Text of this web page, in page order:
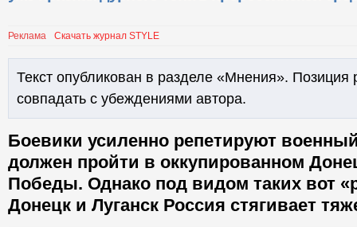
Реклама Скачать журнал STYLE
Текст опубликован в разделе «Мнения». Позиция
совпадать с убеждениями автора.
Боевики усиленно репетируют
должен пройти в оккупированном
Победы. Однако под видом таких вот
Донецк и Луганск Россия стягивает